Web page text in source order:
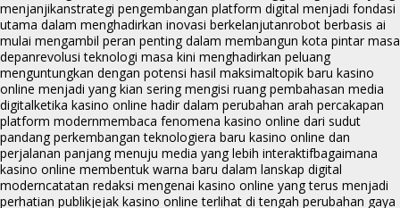
menjanjikanstrategi pengembangan platform digital menjadi fondasi
utama dalam menghadirkan inovasi berkelanjutanrobot berbasis ai
mulai mengambil peran penting dalam membangun kota pintar masa
depanrevolusi teknologi masa kini menghadirkan peluang
menguntungkan dengan potensi hasil maksimaltopik baru kasino
online menjadi yang kian sering mengisi ruang pembahasan media
digitalketika kasino online hadir dalam perubahan arah percakapan
platform modernmembaca fenomena kasino online dari sudut
pandang perkembangan teknologiera baru kasino online dan
perjalanan panjang menuju media yang lebih interaktifbagaimana
kasino online membentuk warna baru dalam lanskap digital
moderncatatan redaksi mengenai kasino online yang terus menjadi
perhatian publikjejak kasino online terlihat di tengah perubahan gaya